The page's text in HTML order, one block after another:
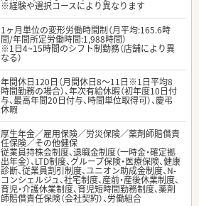
※経験や選択コースにより異なります
1ヶ月単位の変形労働時間制（月平均:165.6時
間/年間所定労働時間:1,988時間）
※1日4~15時間のシフト制勤務（店舗により異
なる）
年間休日120日（月間休日8～11日※1日平均8
時間勤務の場合）、年次有給休暇（初年度10日付
与、最高年間20日付与、時間単位取得可）、慶弔
休暇
厚生年金／雇用保険／労災保険／薬剤師賠償責
任保険／その他健保
従業員持株会制度、退職金制度（一時金・確定拠
出年金）、LTD制度、グループ保険・医療保険、健康
診断、従業員割引制度、ユニオン助成金制度、N-
コンシェルジュ、社宅制度、産前・産後休業制度、
育児・介護休業制度、育児短時間勤務制度、薬剤
師賠償責任保険（会社契約）、労働組合